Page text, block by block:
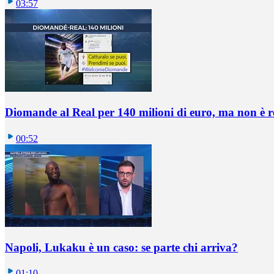
03:57
Diomande al Real per 140 milioni di euro, ma non è
00:52
Napoli, Lukaku è un caso: se parte chi arriva?